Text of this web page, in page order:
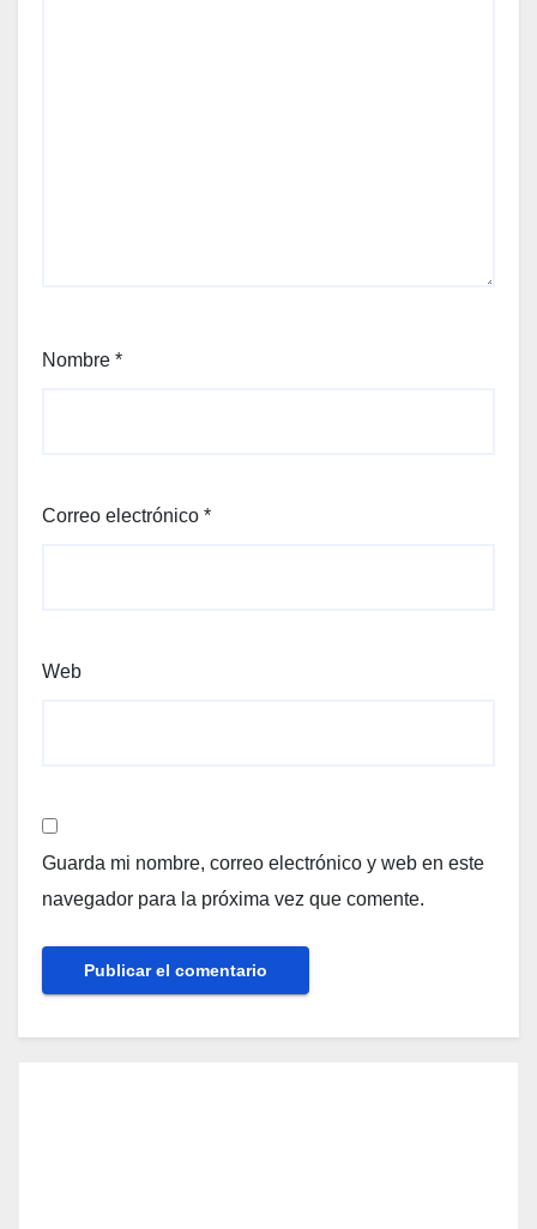
Nombre *
Correo electrónico *
Web
Guarda mi nombre, correo electrónico y web en este
navegador para la próxima vez que comente.